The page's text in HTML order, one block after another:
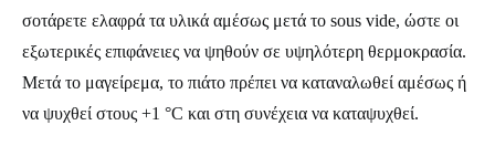
σοτάρετε ελαφρά τα υλικά αμέσως μετά το sous vide, ώστε οι
εξωτερικές επιφάνειες να ψηθούν σε υψηλότερη θερμοκρασία.
Μετά το μαγείρεμα, το πιάτο πρέπει να καταναλωθεί αμέσως ή
να ψυχθεί στους +1 °C και στη συνέχεια να καταψυχθεί.